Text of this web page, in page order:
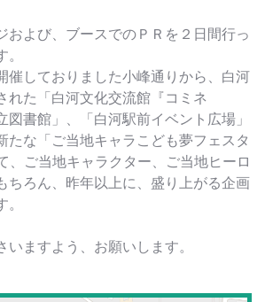
よび、ブースでのＰＲを２日間行っ
しておりました小峰通りから、白河
れた「白河文化交流館『コミネ
図書館」、「白河駅前イベント広場」
たな「ご当地キャラこども夢フェスタ
、ご当地キャラクター、ご当地ヒーロ
ちろん、昨年以上に、盛り上がる企画
ますよう、お願いします。